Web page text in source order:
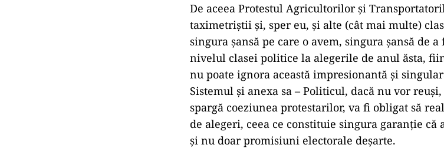
De aceea Protestul Agricultorilor și
taximetriștii și, sper eu, și alte (cât mai multe)
singura șansă pe care o avem, singura șansă de
nivelul clasei politice la alegerile de anul ăsta,
nu poate ignora această impresionantă și
Sistemul și anexa sa – Politicul, dacă nu vor
spargă coeziunea protestarilor, va fi obligat să
de alegeri, ceea ce constituie singura garanție
și nu doar promisiuni electorale deșarte.